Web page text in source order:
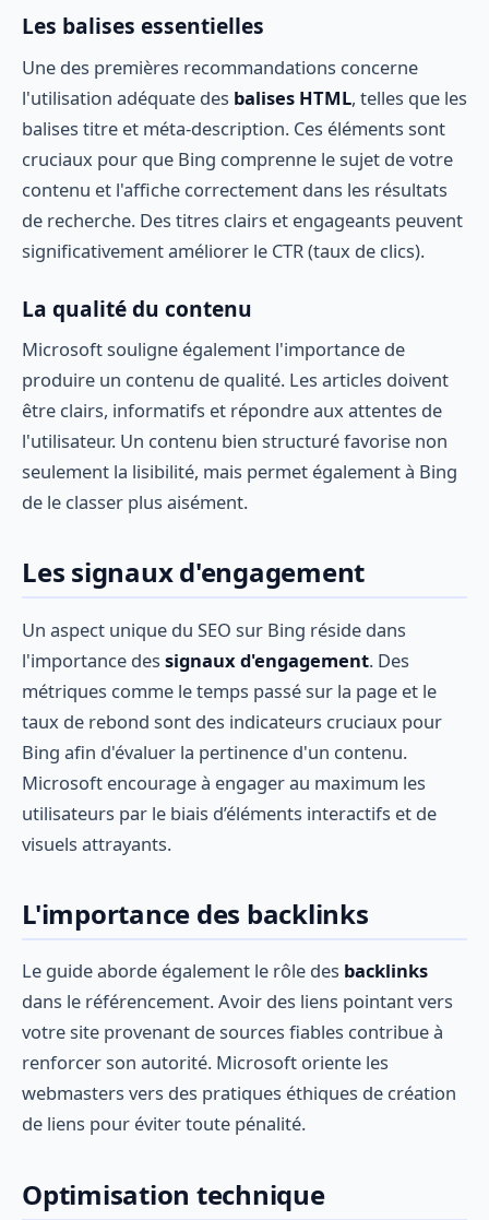
Les balises essentielles
Une des premières recommandations concerne
l'utilisation adéquate des balises HTML, telles que les
balises titre et méta-description. Ces éléments sont
cruciaux pour que Bing comprenne le sujet de votre
contenu et l'affiche correctement dans les résultats
de recherche. Des titres clairs et engageants peuvent
significativement améliorer le CTR (taux de clics).
La qualité du contenu
Microsoft souligne également l'importance de
produire un contenu de qualité. Les articles doivent
être clairs, informatifs et répondre aux attentes de
l'utilisateur. Un contenu bien structuré favorise non
seulement la lisibilité, mais permet également à Bing
de le classer plus aisément.
Les signaux d'engagement
Un aspect unique du SEO sur Bing réside dans
l'importance des signaux d'engagement. Des
métriques comme le temps passé sur la page et le
taux de rebond sont des indicateurs cruciaux pour
Bing afin d'évaluer la pertinence d'un contenu.
Microsoft encourage à engager au maximum les
utilisateurs par le biais d’éléments interactifs et de
visuels attrayants.
L'importance des backlinks
Le guide aborde également le rôle des backlinks
dans le référencement. Avoir des liens pointant vers
votre site provenant de sources fiables contribue à
renforcer son autorité. Microsoft oriente les
webmasters vers des pratiques éthiques de création
de liens pour éviter toute pénalité.
Optimisation technique